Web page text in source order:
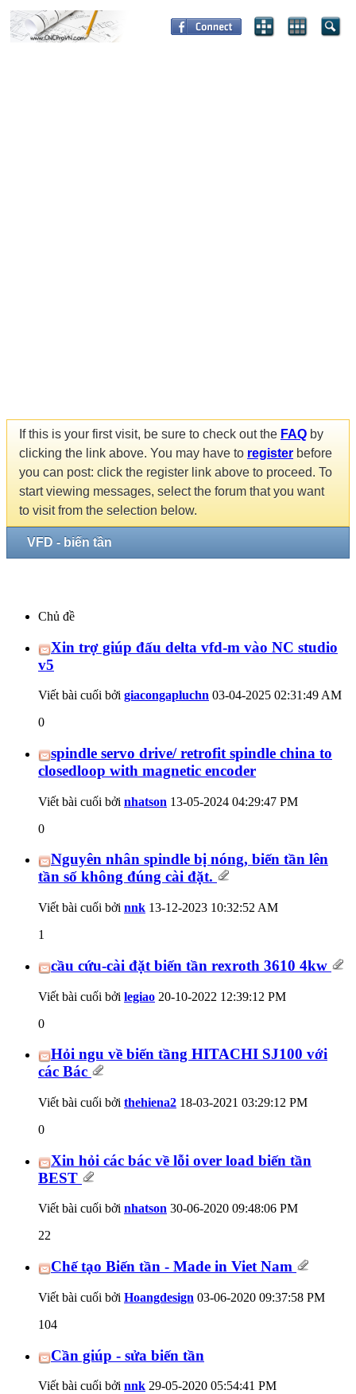
If this is your first visit, be sure to check out the FAQ by
clicking the link above. You may have to register before
you can post: click the register link above to proceed. To
start viewing messages, select the forum that you want
to visit from the selection below.
VFD - biến tần
Chủ đề
Xin trợ giúp đấu delta vfd-m vào NC studio
v5
Viết bài cuối bởi giacongapluchn 03-04-2025 02:31:49 AM
0
spindle servo drive/ retrofit spindle china to
closedloop with magnetic encoder
Viết bài cuối bởi nhatson 13-05-2024 04:29:47 PM
0
Nguyên nhân spindle bị nóng, biến tần lên
tần số không đúng cài đặt.
Viết bài cuối bởi nnk 13-12-2023 10:32:52 AM
1
cầu cứu-cài đặt biến tần rexroth 3610 4kw
Viết bài cuối bởi legiao 20-10-2022 12:39:12 PM
0
Hỏi ngu về biến tầng HITACHI SJ100 với
các Bác
Viết bài cuối bởi thehiena2 18-03-2021 03:29:12 PM
0
Xin hỏi các bác về lỗi over load biến tần
BEST
Viết bài cuối bởi nhatson 30-06-2020 09:48:06 PM
22
Chế tạo Biến tần - Made in Viet Nam
Viết bài cuối bởi Hoangdesign 03-06-2020 09:37:58 PM
104
Cần giúp - sửa biến tần
Viết bài cuối bởi nnk 29-05-2020 05:54:41 PM